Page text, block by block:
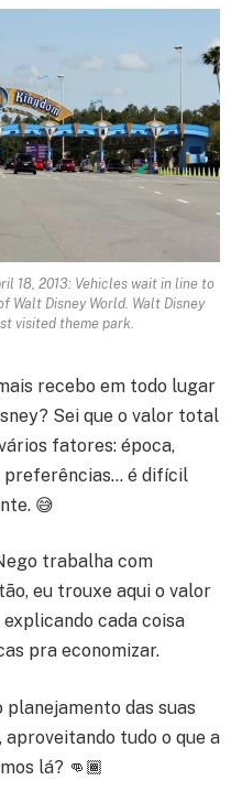
18, 2013: Vehicles wait in line to
Walt Disney World. Walt Disney
visited theme park.
recebo em todo lugar
Sei que o valor total
fatores: época,
preferências… é difícil
😅
trabalha com
eu trouxe aqui o valor
cada coisa
pra economizar.
planejamento das suas
tudo o que a
lá? 👊🏾